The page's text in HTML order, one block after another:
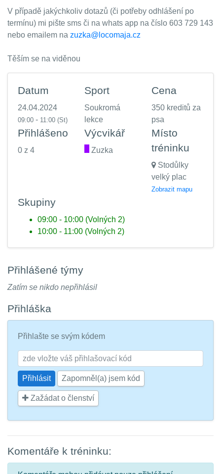
V případě jakýchkoliv dotazů (či potřeby odhlášení po
termínu) mi pište sms či na whats app na číslo 603 729 143
nebo emailem na zuzka@locomaja.cz
Těším se na viděnou
Datum
24.04.2024
09:00 - 11:00 (St)
Sport
Soukromá
lekce
Cena
350 kreditů za
psa
Přihlášeno
0 z 4
Výcvikář
Zuzka
Místo
tréninku
Stodůlky
velký plac
Zobrazit mapu
Skupiny
09:00 - 10:00 (Volných 2)
10:00 - 11:00 (Volných 2)
Přihlášené týmy
Zatím se nikdo nepřihlásil
Přihláška
Přihlašte se svým kódem
Zapomněl(a) jsem kód
Zažádat o členství
Komentáře k tréninku: